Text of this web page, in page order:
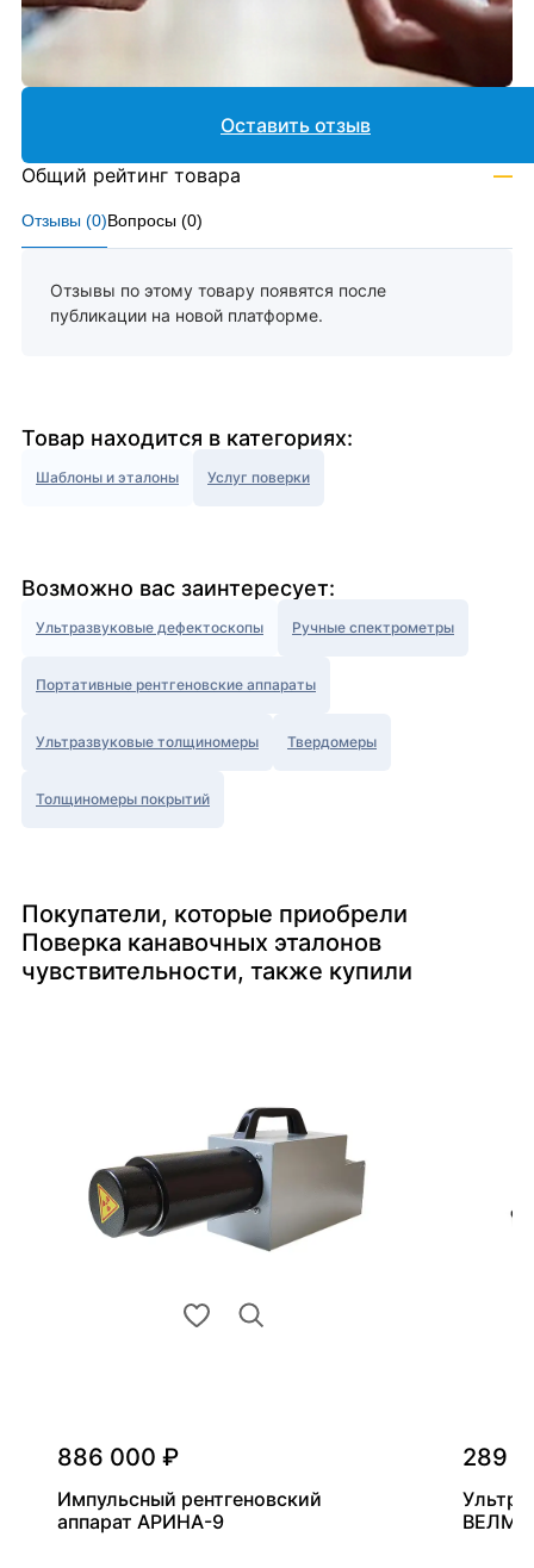
Отзывы (0)Вопросы (0)
Отзывы по этому товару появятся после
публикации на новой платформе.
Оставить отзыв
Общий рейтинг товара —
Товар находится в категориях:
Шаблоны и эталоны Услуг поверки
Возможно вас заинтересует:
Ультразвуковые дефектоскопы Ручные спектрометры
Портативные рентгеновские аппараты
Ультразвуковые толщиномеры Твердомеры
Толщиномеры покрытий
Покупатели, которые приобрели
Поверка канавочных эталонов
чувствительности, также купили
886 000 ₽
Импульсный рентгеновский
аппарат АРИНА-9
289